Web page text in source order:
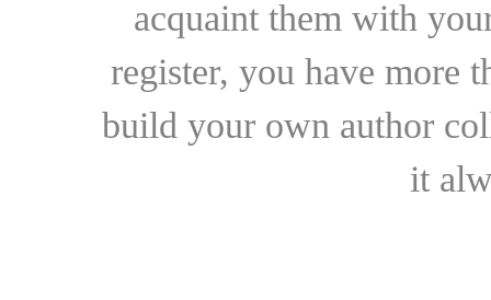
acquaint them with
register, you have more
build your own author
it